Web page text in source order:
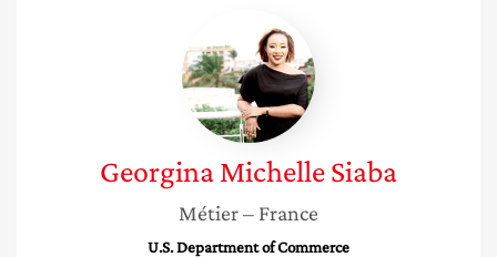
Michelle
Siaba
Georgina MichelleSiaba
Métier– France
U.S. Department of Commerce